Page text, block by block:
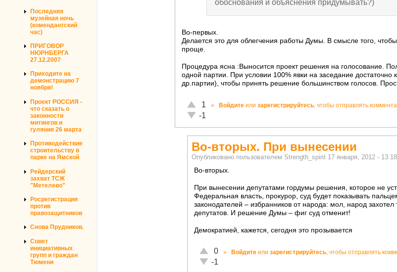
Последняя
музейная ночь
(комендантский
час)
ПРИГОВОР
НЮРНБЕРГА
27.12.2007
Приходите на
демонстрацию 7
ноября!
Проект РОССИЯ -
что сказать о
законности
митингов и
гуляния 26 марта
Противодействие
строительству в
парке на Ямской
Рейдерский
захват ТСЖ
"Метелево"
Росрегистрация
против
правозащитников
Снова Прудников.
Совет
инициативных
групп и граждан
Тюмени
обоснования и объяснения придумывать?)
Во-первых.
Делается это для облегчения работы Думы. В смысле того,
проще.
Процедура ясна :Выносится проект решения на голосование.
одной партии. При условии 100% явки на заседание достаточно
др.партии), чтобы принять решение большинством голосов.
Отлично!
1
Неадекватно!
-1
» Войдите или зарегистрируйтесь, чтобы отправлять
Во-вторых. При вынесении
Опубликовано пользователем Strength_spirit 17 января, 2012 - 13:18
Во-вторых.
При вынесении депутатами гордумы решения, которое не
Федеральная власть, прокурор, суд будет показывать
законодателей – избранников от народа: мол, народ
депутатов. И решение Думы – фиг суд отменит!
Демократией, кажется, сегодня это прозывается
Отлично!
0
Неадекватно!
-1
» Войдите или зарегистрируйтесь, чтобы отправлять